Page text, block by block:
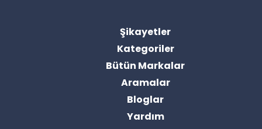
Şikayetler
Kategoriler
Bütün Markalar
Aramalar
Bloglar
Yardım